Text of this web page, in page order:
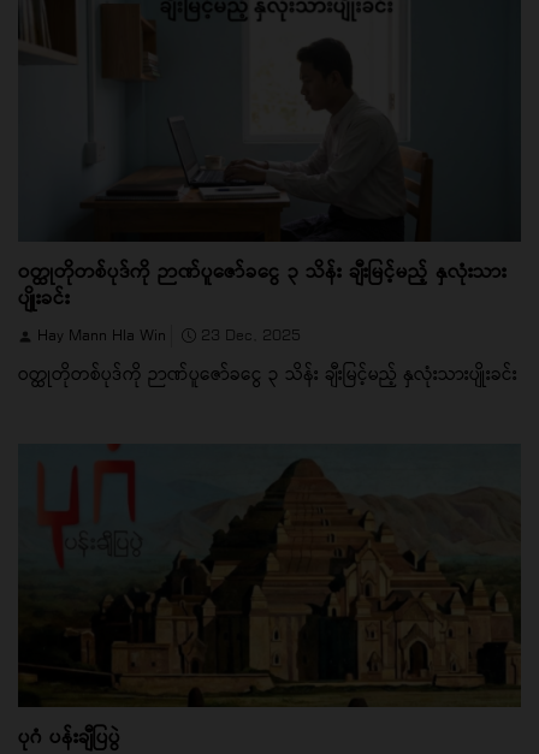
ဝတ္ထုတိုတစ်ပုဒ်ကို ဉာဏ်ပူဇော်ခငွေ ၃ သိန်း ချီးမြင့်မည့် နှလုံးသား
ပျိုးခင်း
Hay Mann Hla Win 23 Dec, 2025
ဝတ္ထုတိုတစ်ပုဒ်ကို ဉာဏ်ပူဇော်ခငွေ ၃ သိန်း ချီးမြင့်မည့် နှလုံးသားပျိုးခင်း
ပုဂံ ပန်းချီပြပွဲ